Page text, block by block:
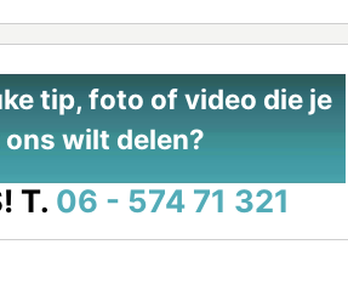
tip, foto of video die je
ons wilt delen?
T. 06 - 574 71 321